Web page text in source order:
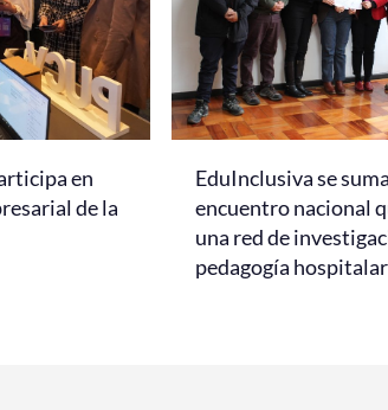
en
de la
EduInclusiva se
encuentro nacional
una red de
pedagogía